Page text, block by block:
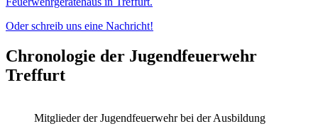
Oder schreib uns eine Nachricht!
Chronologie der Jugendfeuerwehr
Treffurt
Mitglieder der Jugendfeuerwehr bei der Ausbildung